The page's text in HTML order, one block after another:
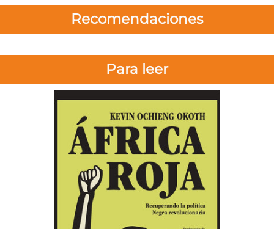
Recomendaciones
Para leer